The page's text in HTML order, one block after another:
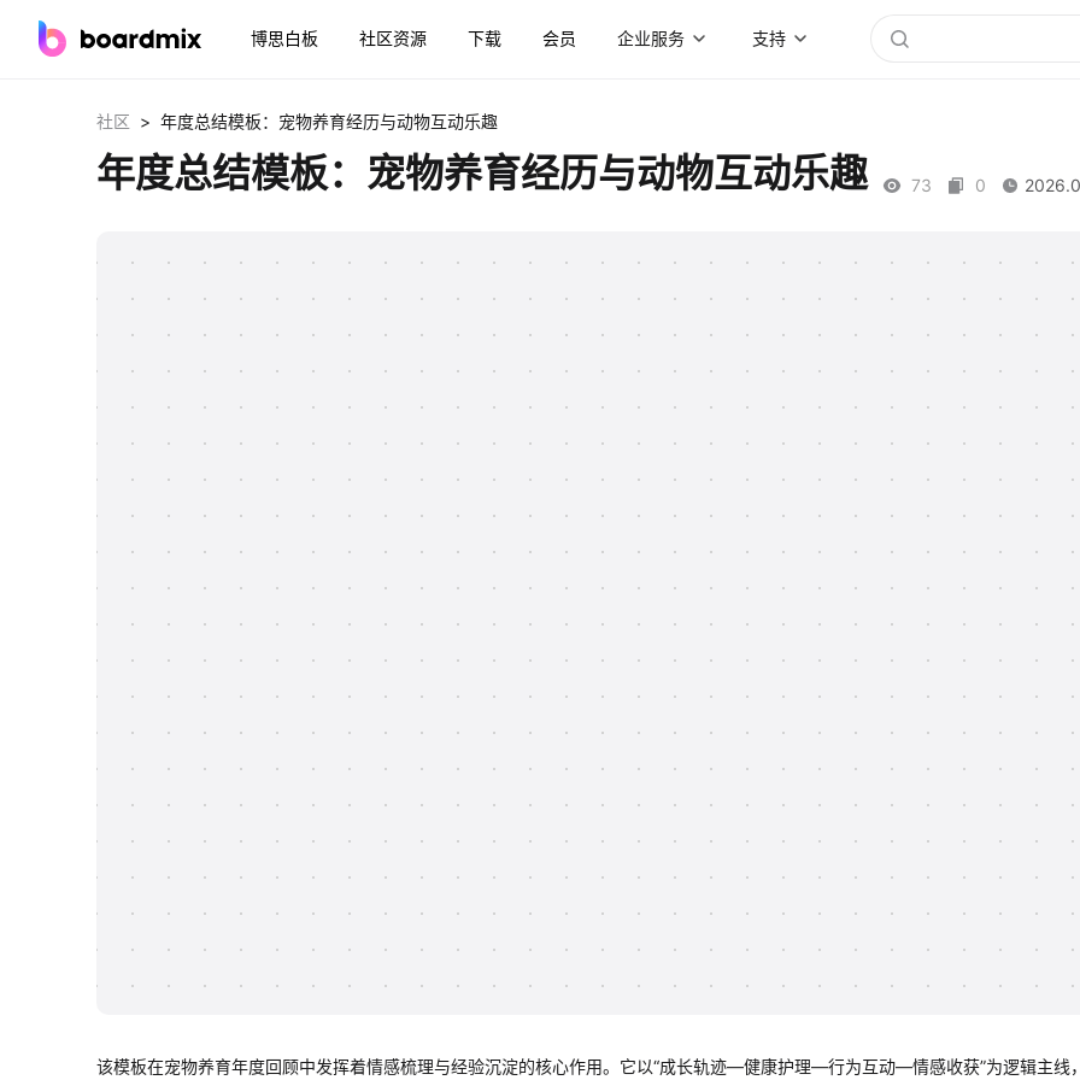
博思白板 社区资源 下载 会员 企业服务 支持
社区 > 年度总结模板：宠物养育经历与动物互动乐趣
年度总结模板：宠物养育经历与动物互动乐趣 73 0
该模板在宠物养育年度回顾中发挥着情感梳理与经验沉淀的核心作用。它以“成长轨迹—健康护理—行为互动—情感收获”为逻辑主线